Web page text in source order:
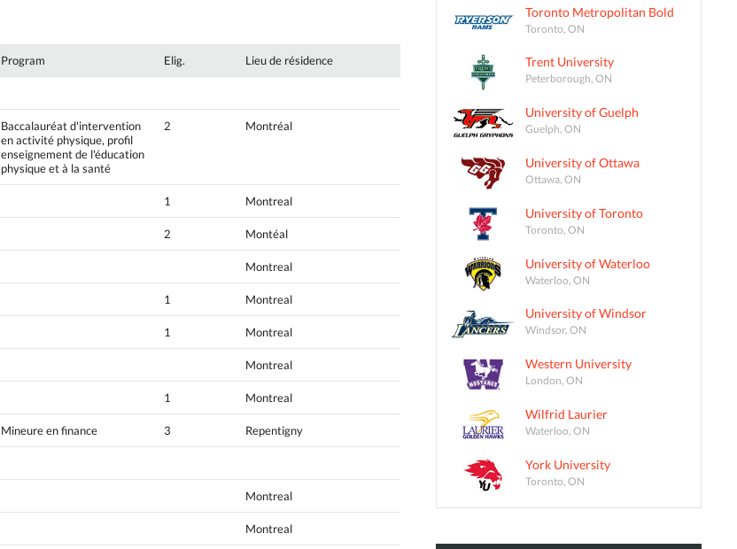
Program Elig. Lieu de résidence
Baccalauréat d'intervention
en activité physique, profil
enseignement de l'éducation
physique et à la santé
2 Montréal
1 Montreal
2 Montéal
Montreal
1 Montreal
1 Montreal
Montreal
1 Montreal
Mineure en finance 3 Repentigny
Montreal
Montreal
Toronto Metropolitan Bold
Toronto, ON
Trent University
Peterborough, ON
University of Guelph
Guelph, ON
University of Ottawa
Ottawa, ON
University of Toronto
Toronto, ON
University of Waterloo
Waterloo, ON
University of Windsor
Windsor, ON
Western University
London, ON
Wilfrid Laurier
Waterloo, ON
York University
Toronto, ON